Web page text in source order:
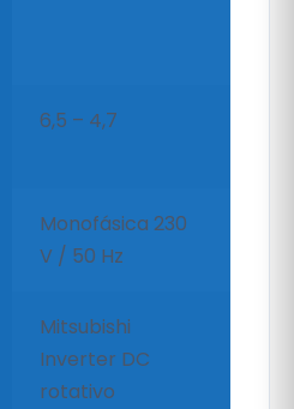
6,5 – 4,7
Monofásica 230
V / 50 Hz
Mitsubishi
Inverter DC
rotativo